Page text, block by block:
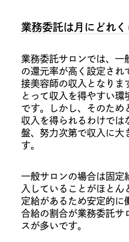
業務委託は月にどれく
業務委託サロンでは、一
の還元率が高く設定され
接美容師の収入となりま
とって収入を得やすい
です。しかし、そのため
収入を得られるわけでは
盤、努力次第で収入に大
す。
一般サロンの場合は固定
入していることがほとん
定給があるため安定的に
合給の割合が業務委託サ
スが多いです。